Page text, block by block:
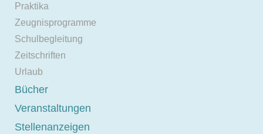
Praktika
Zeugnisprogramme
Schulbegleitung
Zeitschriften
Urlaub
Bücher
Veranstaltungen
Stellenanzeigen